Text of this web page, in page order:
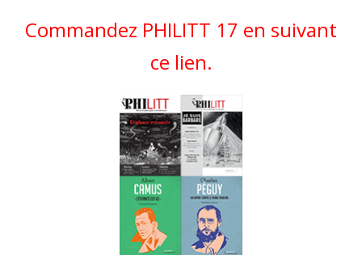
Commandez PHILITT 17 en suivant
ce lien.